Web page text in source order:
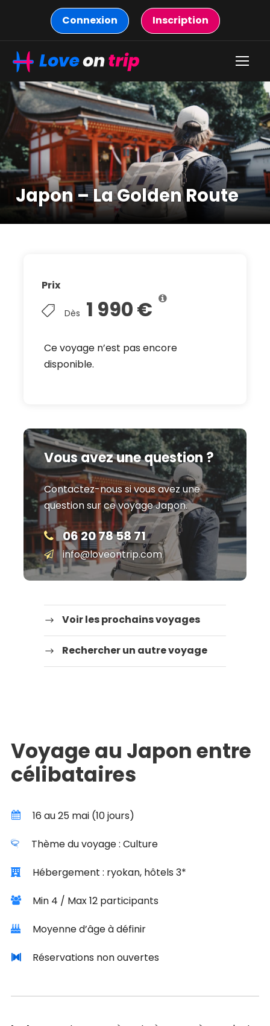
Connexion Inscription
Japon – La Golden Route
Prix
Dès 1 990 €
Ce voyage n’est pas encore
disponible.
Vous avez une question ?
Contactez-nous si vous avez une
question sur ce voyage Japon.
06 20 78 58 71
info@loveontrip.com
Voir les prochains voyages
Rechercher un autre voyage
Voyage au Japon entre
célibataires
16 au 25 mai (10 jours)
Thème du voyage : Culture
Hébergement : ryokan, hôtels 3*
Min 4 / Max 12 participants
Moyenne d’âge à définir
Réservations non ouvertes